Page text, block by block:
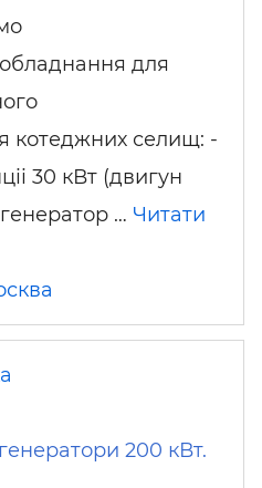
для
котеджних селищ: -
30 кВт (двигун
… Читати
200 кВт.